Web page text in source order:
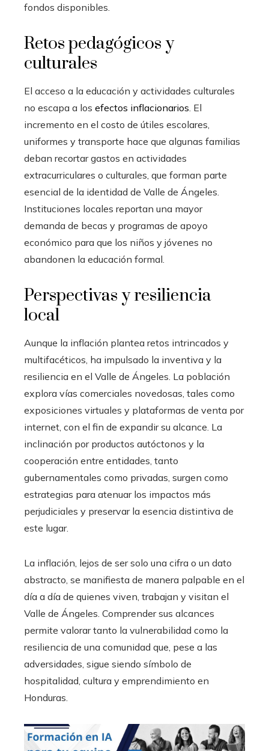
fondos disponibles.
Retos pedagógicos y
culturales
El acceso a la educación y actividades culturales
no escapa a los efectos inflacionarios . El
incremento en el costo de útiles escolares,
uniformes y transporte hace que algunas familias
deban recortar gastos en actividades
extracurriculares o culturales, que forman parte
esencial de la identidad de Valle de Ángeles.
Instituciones locales reportan una mayor
demanda de becas y programas de apoyo
económico para que los niños y jóvenes no
abandonen la educación formal.
Perspectivas y resiliencia
local
Aunque la inflación plantea retos intrincados y
multifacéticos, ha impulsado la inventiva y la
resiliencia en el Valle de Ángeles. La población
explora vías comerciales novedosas, tales como
exposiciones virtuales y plataformas de venta por
internet, con el fin de expandir su alcance. La
inclinación por productos autóctonos y la
cooperación entre entidades, tanto
gubernamentales como privadas, surgen como
estrategias para atenuar los impactos más
perjudiciales y preservar la esencia distintiva de
este lugar.
La inflación, lejos de ser solo una cifra o un dato
abstracto, se manifiesta de manera palpable en el
día a día de quienes viven, trabajan y visitan el
Valle de Ángeles. Comprender sus alcances
permite valorar tanto la vulnerabilidad como la
resiliencia de una comunidad que, pese a las
adversidades, sigue siendo símbolo de
hospitalidad, cultura y emprendimiento en
Honduras.